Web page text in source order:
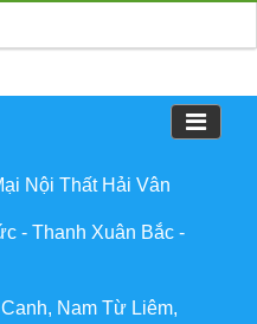
Nội Thất Hải Vân
- Thanh Xuân Bắc -
Nam Từ Liêm,